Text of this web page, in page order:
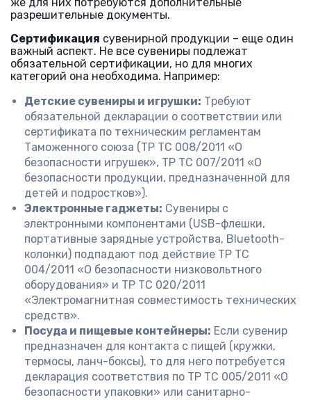
разрешительные документы.
Сертификация сувенирной продукции – еще один
важный аспект. Не все сувениры подлежат
обязательной сертификации, но для многих
категорий она необходима. Например:
Детские сувениры и игрушки: Требуют
обязательной декларации о соответствии или
сертификата по техническим регламентам
Таможенного союза (ТР ТС 008/2011 «О
безопасности игрушек», ТР ТС 007/2011 «О
безопасности продукции, предназначенной для
детей и подростков»).
Электронные гаджеты: Сувениры с
электронными компонентами (USB-флешки,
портативные зарядные устройства, Bluetooth-
колонки) подпадают под действие ТР ТС
004/2011 «О безопасности низковольтного
оборудования» и ТР ТС 020/2011
«Электромагнитная совместимость технических
средств».
Посуда и пищевые контейнеры: Если сувенир
предназначен для контакта с пищей (кружки,
термосы, ланч-боксы), то для него потребуется
декларация соответствия по ТР ТС 005/2011 «О
безопасности упаковки» или санитарно-